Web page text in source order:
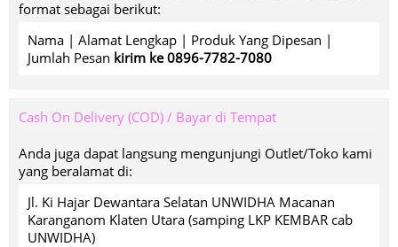
format sebagai berikut:
Nama | Alamat Lengkap | Produk Yang Dipesan |
Jumlah Pesan kirim ke 0896-7782-7080
Cash On Delivery (COD) / Bayar di Tempat
Anda juga dapat langsung mengunjungi Outlet/Toko kami
yang beralamat di:
Jl. Ki Hajar Dewantara Selatan UNWIDHA Macanan
Karanganom Klaten Utara (samping LKP KEMBAR cab
UNWIDHA)